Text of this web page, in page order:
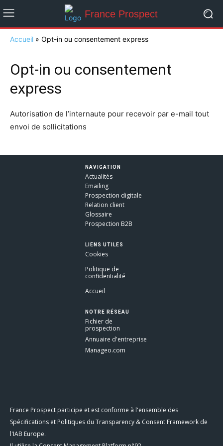
France Prospect
Accueil » Opt-in ou consentement express
Opt-in ou consentement
express
Autorisation de l’internaute pour recevoir par e-mail tout
envoi de sollicitations
NAVIGATION
Actualités
Emailing
Prospection digitale
Relation client
Glossaire
Prospection B2B
LIENS UTILES
Cookies
Politique de
confidentialité
Accueil
NOTRE RÉSEAU
Fichier de
prospection
Annuaire d'entreprise
Manageo.com
France Prospect participe et est conforme à l'ensemble des
Spécifications et Politiques du Transparency & Consent Framework de
l'IAB Europe.